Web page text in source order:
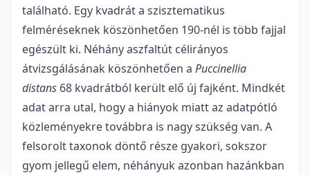
található. Egy kvadrát a szisztematikus
felméréseknek köszönhetően 190-nél is több fajjal
egészült ki. Néhány aszfaltút célirányos
átvizsgálásának köszönhetően a Puccinellia
distans 68 kvadrátból került elő új fajként. Mindkét
adat arra utal, hogy a hiányok miatt az adatpótló
közleményekre továbbra is nagy szükség van. A
felsorolt taxonok döntő része gyakori, sok­szor
gyom jellegű elem, néhányuk azonban hazánkban